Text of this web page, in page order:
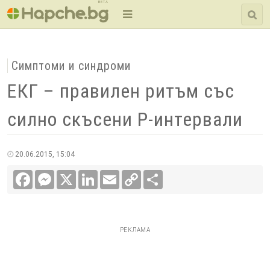
BETA
Симптоми и синдроми
ЕКГ – правилен ритъм със
силно скъсени P-интервали
20.06.2015, 15:04
FacebookMessenger LinkedInEmail
Copy
Link
РЕКЛАМА